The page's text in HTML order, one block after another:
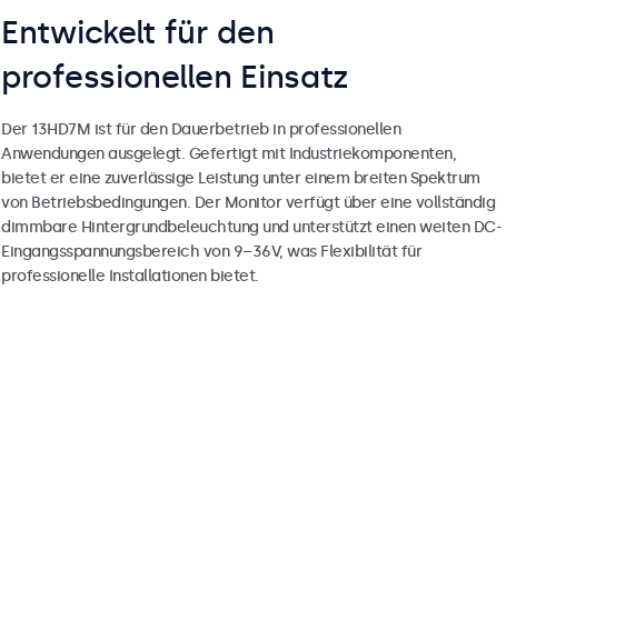
Entwickelt für den
professionellen Einsatz
Der 13HD7M ist für den Dauerbetrieb in professionellen
Anwendungen ausgelegt. Gefertigt mit Industriekomponenten,
bietet er eine zuverlässige Leistung unter einem breiten Spektrum
von Betriebsbedingungen. Der Monitor verfügt über eine vollständig
dimmbare Hintergrundbeleuchtung und unterstützt einen weiten DC-
Eingangsspannungsbereich von 9–36V, was Flexibilität für
professionelle Installationen bietet.